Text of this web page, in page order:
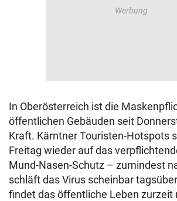
In Oberösterreich ist die
öffentlichen Gebäuden seit
Kraft. Kärntner Touristen-Hotspots
Freitag wieder auf das
Mund-Nasen-Schutz – zumindest
schläft das Virus scheinbar
findet das öffentliche Leben zurzeit